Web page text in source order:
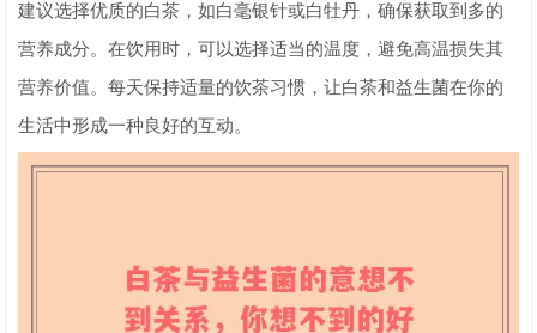
建议选择优质的白茶，如白毫银针或白牡丹，确保获取到多的
营养成分。在饮用时，可以选择适当的温度，避免高温损失其
营养价值。每天保持适量的饮茶习惯，让白茶和益生菌在你的
生活中形成一种良好的互动。